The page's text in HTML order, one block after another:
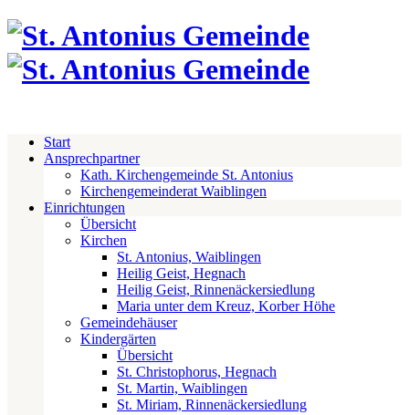
Start
Ansprechpartner
Kath. Kirchengemeinde St. Antonius
Kirchengemeinderat Waiblingen
Einrichtungen
Übersicht
Kirchen
St. Antonius, Waiblingen
Heilig Geist, Hegnach
Heilig Geist, Rinnenäckersiedlung
Maria unter dem Kreuz, Korber Höhe
Gemeindehäuser
Kindergärten
Übersicht
St. Christophorus, Hegnach
St. Martin, Waiblingen
St. Miriam, Rinnenäckersiedlung